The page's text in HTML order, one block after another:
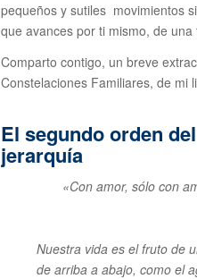
pequeños y sutiles movimientos
que avances por ti mismo, de
Comparto contigo, un breve
Constelaciones Familiares, de mi
El segundo orden
jerarquía
«Con amor, sólo con
Nuestra vida es el fruto de
de arriba a abajo, como el